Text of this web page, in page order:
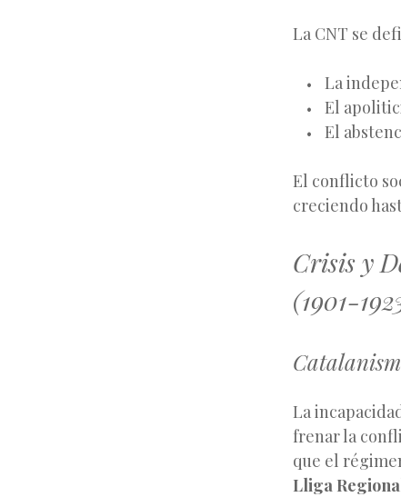
La CNT se
La
El
El
El conflicto
creciendo
Crisis y
(1901-
La
frenar la
que el
Lliga